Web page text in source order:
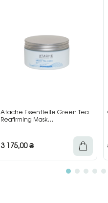
Atache Essentielle Green Tea
Reafirming Mask
3 175,00₴